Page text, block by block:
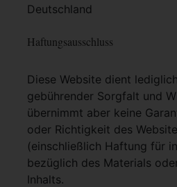
Deutschland
Haftungsausschluss
Diese Website dient
gebührender Sorgfalt und
übernimmt aber keine
oder Richtigkeit des
(einschließlich Haftung für
bezüglich des Materials
Inhalts.